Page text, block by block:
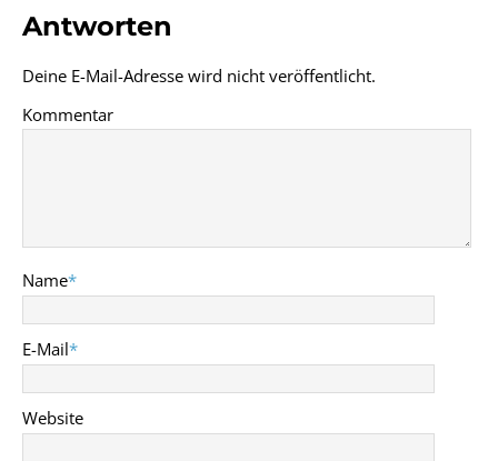
Antworten
Deine E-Mail-Adresse wird nicht veröffentlicht.
Kommentar
Name*
E-Mail*
Website